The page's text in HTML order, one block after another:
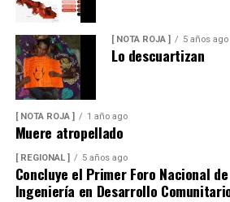
[ NOTA ROJA ] 5 años ago
Lo descuartizan
[ NOTA ROJA ] 1 año ago
Muere atropellado
[ REGIONAL ] 5 años ago
Concluye el Primer Foro Nacional de
Ingeniería en Desarrollo